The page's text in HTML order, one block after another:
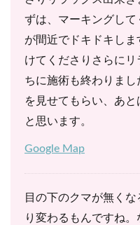
ずは、マーキングし
が間近でドキドキし
けてくださりさらにリ
ちに施術も終わりま
を見せてもらい、あ
と思います。
Google Map
目の下のクマが無く
り変わるもんですね